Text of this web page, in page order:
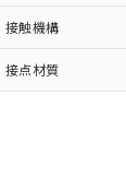
接触機構
接点材質
指令（10物
品が提供可能な